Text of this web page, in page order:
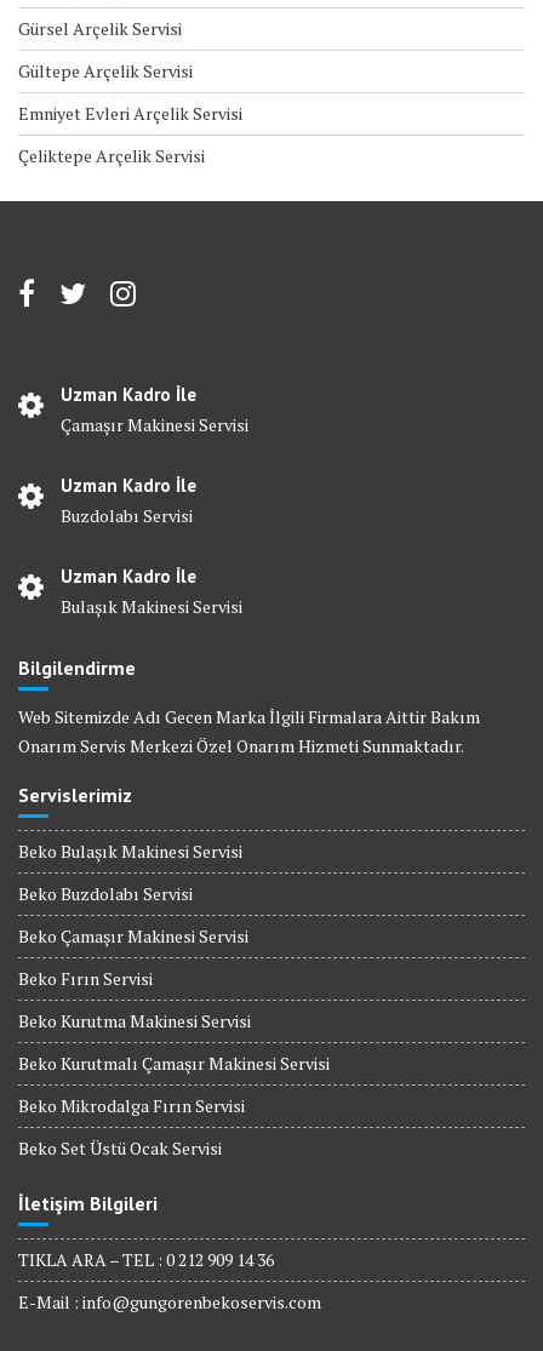
Gürsel Arçelik Servisi
Gültepe Arçelik Servisi
Emniyet Evleri Arçelik Servisi
Çeliktepe Arçelik Servisi
Uzman Kadro İle
Çamaşır Makinesi Servisi
Uzman Kadro İle
Buzdolabı Servisi
Uzman Kadro İle
Bulaşık Makinesi Servisi
Bilgilendirme
Web Sitemizde Adı Gecen Marka İlgili Firmalara Aittir Bakım
Onarım Servis Merkezi Özel Onarım Hizmeti Sunmaktadır.
Servislerimiz
Beko Bulaşık Makinesi Servisi
Beko Buzdolabı Servisi
Beko Çamaşır Makinesi Servisi
Beko Fırın Servisi
Beko Kurutma Makinesi Servisi
Beko Kurutmalı Çamaşır Makinesi Servisi
Beko Mikrodalga Fırın Servisi
Beko Set Üstü Ocak Servisi
İletişim Bilgileri
TIKLA ARA – TEL : 0 212 909 14 36
E-Mail : info@gungorenbekoservis.com